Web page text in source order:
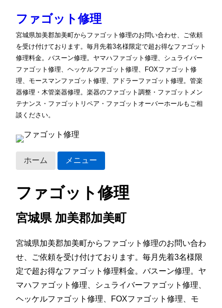
ファゴット修理
宮城県加美郡加美町からファゴット修理のお問い合わせ、ご依頼
を受け付けております。毎月先着3名様限定で超お得なファゴット
修理料金。バスーン修理。ヤマハファゴット修理、シュライバー
ファゴット修理、ヘッケルファゴット修理、FOXファゴット修
理、モースマンファゴット修理、アドラーファゴット修理。管楽
器修理・木管楽器修理。楽器のファゴット調整・ファゴットメン
テナンス・ファゴットリペア・ファゴットオーバーホールもご相
談ください。
ホーム メニュー
ファゴット修理
宮城県 加美郡加美町
宮城県加美郡加美町からファゴット修理のお問い合わ
せ、ご依頼を受け付けております。毎月先着3名様限
定で超お得なファゴット修理料金。バスーン修理。ヤ
マハファゴット修理、シュライバーファゴット修理、
ヘッケルファゴット修理、FOXファゴット修理、モ